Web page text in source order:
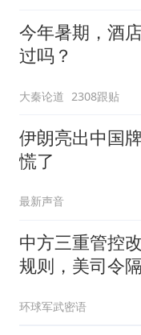
今年暑期，酒
过吗？
大秦论道 2308跟贴
伊朗亮出中国
慌了
最新声音
中方三重管控
规则，美司令
环球军武密语